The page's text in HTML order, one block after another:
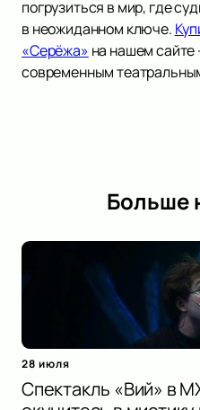
погрузиться в мир, где
в неожиданном ключе.
«Серёжа» на нашем сайте
современным
Больше
28 июля
Спектакль «Вий» в